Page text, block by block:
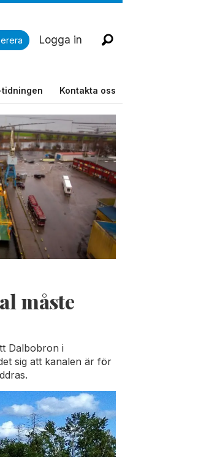
Logga in
tidningen Kontakta oss
måste
Dalbobron i
sig att kanalen är för